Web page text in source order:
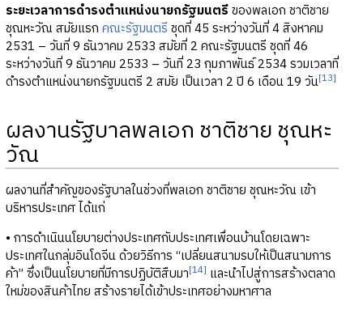
ระยะเวลาการดำรงตำแหน่งนายกรัฐมนตรีของพลเอก ชาติชาย
ชุณหะวัณ สมัยแรก คณะรัฐมนตรี ชุดที่ 45 ระหว่างวันที่ 4 สิงหาคม
2531 – วันที่ 9 ธันวาคม 2533 สมัยที่ 2 คณะรัฐมนตรี ชุดที่ 46
ระหว่างวันที่ 9 ธันวาคม 2533 – วันที่ 23 กุมภาพันธ์ 2534 รวมเวลาที่
ดำรงตำแหน่งนายกรัฐมนตรี 2 สมัย เป็นเวลา 2 ปี 6 เดือน 19 วัน[13]
ผลงานรัฐบาลพลเอก ชาติชาย ชุณหะ
วัณ
ผลงานที่สำคัญของรัฐบาลในช่วงที่พลเอก ชาติชาย ชุณหะวัณ เข้า
บริหารประเทศ ได้แก่
• การดำเนินนโยบายต่างประเทศกับประเทศเพื่อนบ้านโดยเฉพาะ
ประเทศในกลุ่มอินโดจีน ด้วยวิธีการ “เปลี่ยนสนามรบให้เป็นสนามการ
ค้า” ซึ่งเป็นนโยบายที่มีการปฏิบัติสืบมา[14] และนำไปสู่การสร้างตลาด
ใหม่ของสินค้าไทย สร้างรายได้เข้าประเทศอย่างมหาศาล